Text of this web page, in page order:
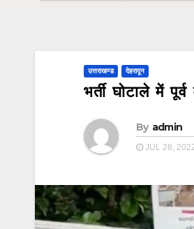
उत्तराखण्ड देहरादून
भर्ती घोटाले में
By admin
JUL 28,